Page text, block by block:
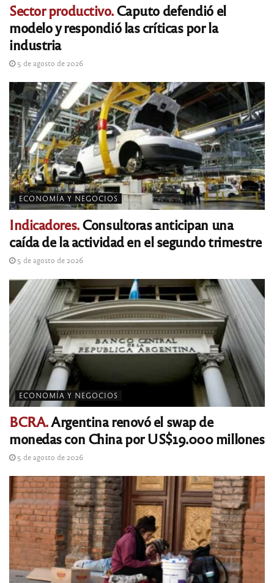
Sector productivo.Caputo defendió el
modelo y respondió las críticas por la
industria
5 de agosto de 2026
ECONOMÍA Y NEGOCIOS
Indicadores.Consultoras anticipan una
caída de la actividad en el segundo trimestre
5 de agosto de 2026
ECONOMÍA Y NEGOCIOS
BCRA.Argentina renovó el swap de
monedas con China por US$19.000 millones
5 de agosto de 2026